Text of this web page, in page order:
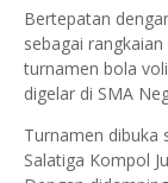
Bertepatan
sebagai
turnamen bola
digelar di SMA
Turnamen dibuka
Salatiga Kompol